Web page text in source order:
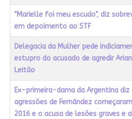
"Marielle foi meu escudo", diz
em depoimento ao STF
Delegacia da Mulher pede
estupro do acusado de agredir
Leitão
Ex-primeira-dama da Argentina diz
agressões de Fernández
2016 e o acusa de lesões graves e